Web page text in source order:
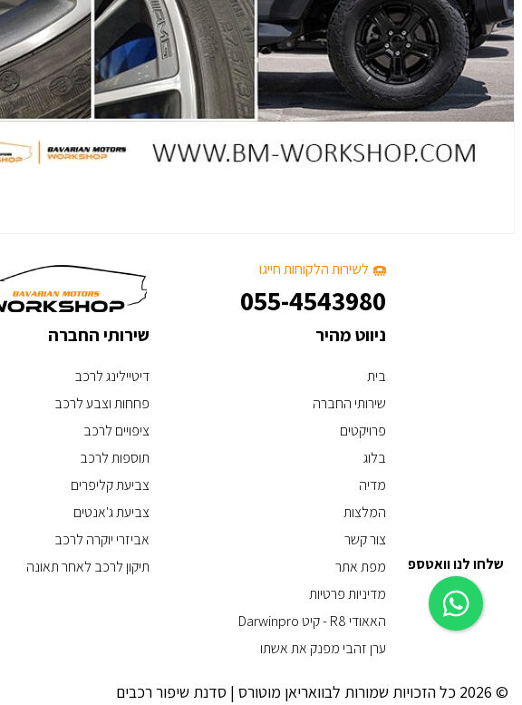
שלחו לנו וואטספ
לשירות הלקוחות חייגו
055-4543980
ניווט מהיר
בית
שירותי החברה
פרויקטים
בלוג
מדיה
המלצות
צור קשר
מפת אתר
מדיניות פרטיות
האאודי R8 - קיט Darwinpro
ערן זהבי מפנק את אשתו
שירותי החברה
דיטיילינג לרכב
פחחות וצבע לרכב
ציפויים לרכב
תוספות לרכב
צביעת קליפרים
צביעת ג'אנטים
אביזרי יוקרה לרכב
תיקון לרכב לאחר תאונה
© 2026 כל הזכויות שמורות לבוואריאן מוטורס | סדנת שיפור רכבים